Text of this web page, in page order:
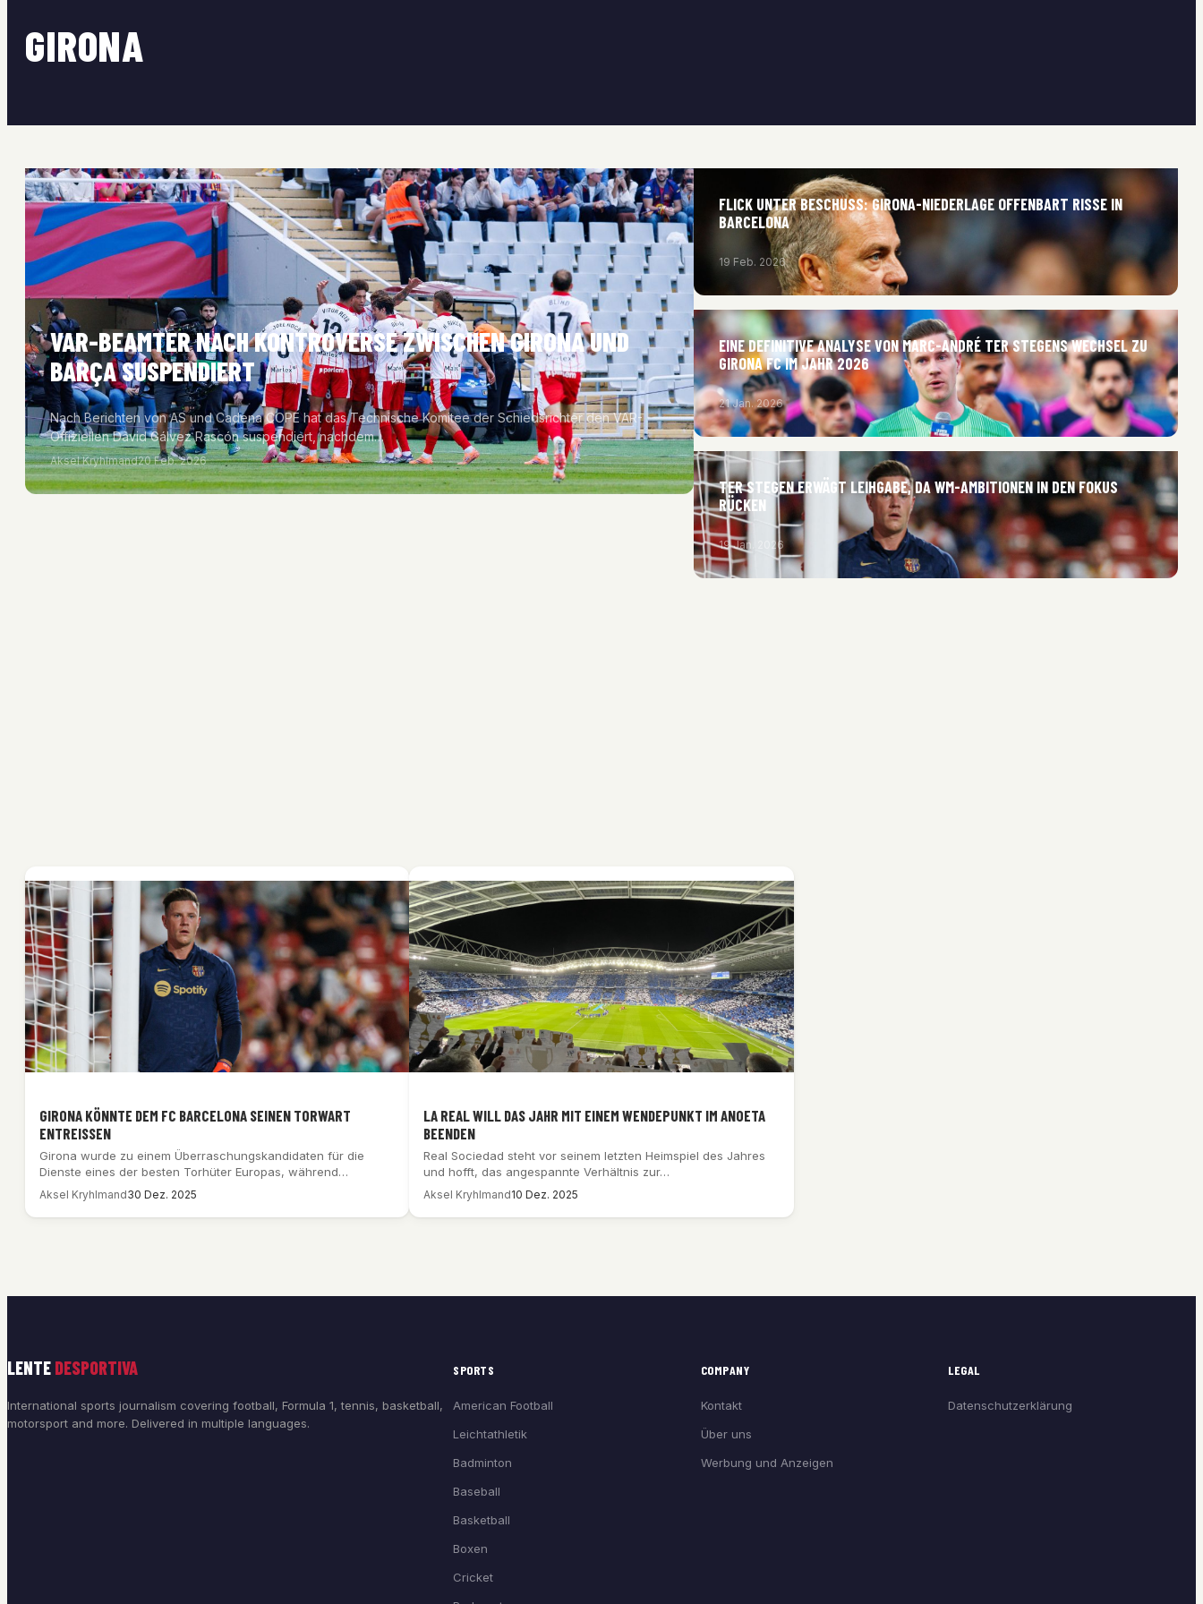
GIRONA
VAR-BEAMTER NACH KONTROVERSE ZWISCHEN GIRONA UND
BARÇA SUSPENDIERT
Nach Berichten von AS und Cadena COPE hat das Technische Komitee der Schiedsrichter den VAR-
Offiziellen David Gálvez Rascón suspendiert, nachdem…
Aksel Kryhlmand20 Feb. 2026
FLICK UNTER BESCHUSS: GIRONA-NIEDERLAGE OFFENBART RISSE IN
BARCELONA
19 Feb. 2026
EINE DEFINITIVE ANALYSE VON MARC-ANDRÉ TER STEGENS WECHSEL ZU
GIRONA FC IM JAHR 2026
21 Jan. 2026
TER STEGEN ERWÄGT LEIHGABE, DA WM-AMBITIONEN IN DEN FOKUS
RÜCKEN
19 Jan. 2026
GIRONA KÖNNTE DEM FC BARCELONA SEINEN TORWART
ENTREISSEN
Girona wurde zu einem Überraschungskandidaten für die
Dienste eines der besten Torhüter Europas, während
Barcelonas…
Aksel Kryhlmand30 Dez. 2025
LA REAL WILL DAS JAHR MIT EINEM WENDEPUNKT IM ANOETA
BEENDEN
Real Sociedad steht vor seinem letzten Heimspiel des Jahres
und hofft, das angespannte Verhältnis zur…
Aksel Kryhlmand10 Dez. 2025
LENTE DESPORTIVA
International sports journalism covering football, Formula 1, tennis, basketball,
motorsport and more. Delivered in multiple languages.
SPORTS
American Football
Leichtathletik
Badminton
Baseball
Basketball
Boxen
Cricket
COMPANY
Kontakt
Über uns
Werbung und Anzeigen
LEGAL
Datenschutzerklärung